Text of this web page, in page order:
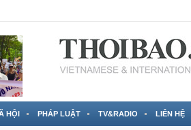
HỘI PHÁP LUẬT TV&RADIO LIÊN HỆ